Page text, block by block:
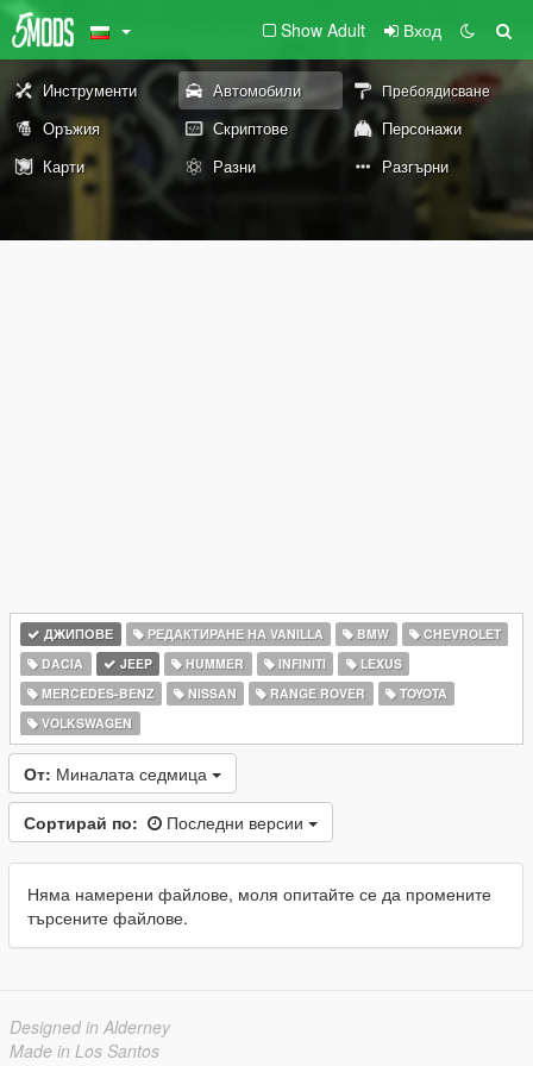
Show Adult Вход
Инструменти Автомобили Пребоядисване
Оръжия Скриптове
Персонажи
Карти
Разни Разгърни
ДЖИПОВЕ РЕДАКТИРАНЕ НА VANILLA BMW
CHEVROLET
DACIA
JEEP HUMMER INFINITI
LEXUS
MERCEDES-BENZ
NISSAN RANGE ROVER
TOYOTA
VOLKSWAGEN
От: Миналата седмица
Сортирай по: Последни версии
Няма намерени файлове, моля опитайте се да промените
търсените файлове.
Designed in Alderney
Made in Los Santos